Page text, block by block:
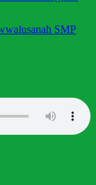
SMP